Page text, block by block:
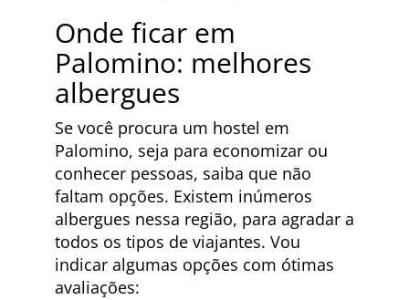
Onde ficar em
Palomino: melhores
albergues
Se você procura um hostel em
Palomino, seja para economizar ou
conhecer pessoas, saiba que não
faltam opções. Existem inúmeros
albergues nessa região, para agradar a
todos os tipos de viajantes. Vou
indicar algumas opções com ótimas
avaliações: